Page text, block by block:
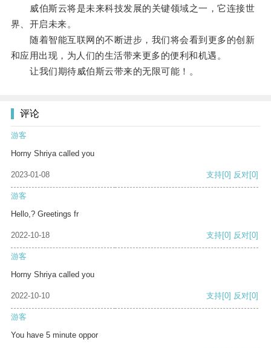
威伯斯云将是未来科技发展的关键领域之一，它连接世
界、开启未来。
随着智能互联网的不断进步，我们将会看到更多的创新
和应用出现，为人们的生活带来更多的便利和机遇。
让我们期待威伯斯云带来的无限可能！。
评论
游客
Horny Shriya called you
2023-01-08 支持[0] 反对[0]
游客
Hello,? Greetings fr
2022-10-18 支持[0] 反对[0]
游客
Horny Shriya called you
2022-10-10 支持[0] 反对[0]
游客
You have 5 minute oppor